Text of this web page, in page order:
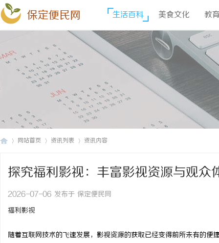
保定便民网 生活百科 美食文化 教
网站首页 资讯列表 资讯内容
探究福利影视：丰富影视资源与观众
2026-07-06 发布于 保定便民网
福利影视
随着互联网技术的飞速发展，影视资源的获取已经变得前所未有的